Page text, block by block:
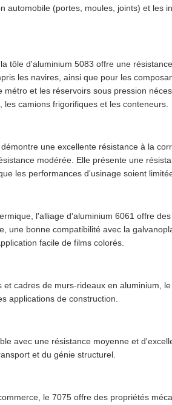
automobile (portes, moules, joints) et les
tôle d'aluminium 5083 offre une
les navires, ainsi que pour les
et les réservoirs sous pression
camions frigorifiques et les conteneurs.
une excellente résistance à la
modérée. Elle présente une
les performances d'usinage soient
l'alliage d'aluminium 6061 offre
une bonne compatibilité avec la
facile de films colorés.
cadres de murs-rideaux en aluminium,
applications de construction.
avec une résistance moyenne et
et du génie structurel.
le 7075 offre des propriétés